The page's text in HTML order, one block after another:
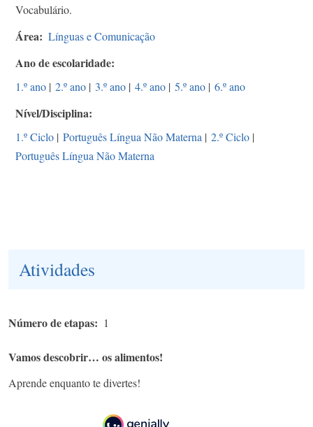
Vocabulário.
Área Línguas e Comunicação
Ano de escolaridade
1.º ano | 2.º ano | 3.º ano | 4.º ano | 5.º ano | 6.º ano
Nível/Disciplina
1.º Ciclo | Português Língua Não Materna | 2.º Ciclo |
Português Língua Não Materna
Atividades
Número de etapas 1
Vamos descobrir… os alimentos!
Aprende enquanto te divertes!